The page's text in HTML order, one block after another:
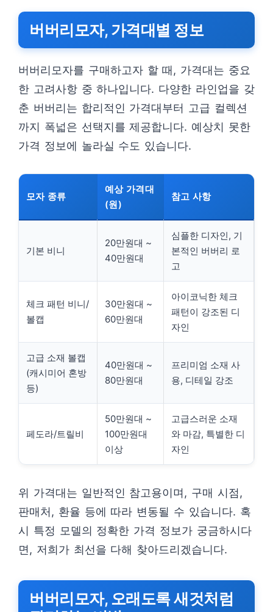
버버리모자, 가격대별 정보
버버리모자를 구매하고자 할 때, 가격대는 중요
한 고려사항 중 하나입니다. 다양한 라인업을 갖
춘 버버리는 합리적인 가격대부터 고급 컬렉션
까지 폭넓은 선택지를 제공합니다. 예상치 못한
가격 정보에 놀라실 수도 있습니다.
모자 종류
예상 가격대
(원)
참고 사항
기본 비니
20만원대 ~
40만원대
심플한 디자인, 기
본적인 버버리 로
고
체크 패턴 비니/
볼캡
30만원대 ~
60만원대
아이코닉한 체크
패턴이 강조된 디
자인
고급 소재 볼캡
(캐시미어 혼방
등)
40만원대 ~
80만원대
프리미엄 소재 사
용, 디테일 강조
페도라/트릴비
50만원대 ~
100만원대
이상
고급스러운 소재
와 마감, 특별한 디
자인
위 가격대는 일반적인 참고용이며, 구매 시점,
판매처, 환율 등에 따라 변동될 수 있습니다. 혹
시 특정 모델의 정확한 가격 정보가 궁금하시다
면, 저희가 최선을 다해 찾아드리겠습니다.
버버리모자, 오래도록 새것처럼